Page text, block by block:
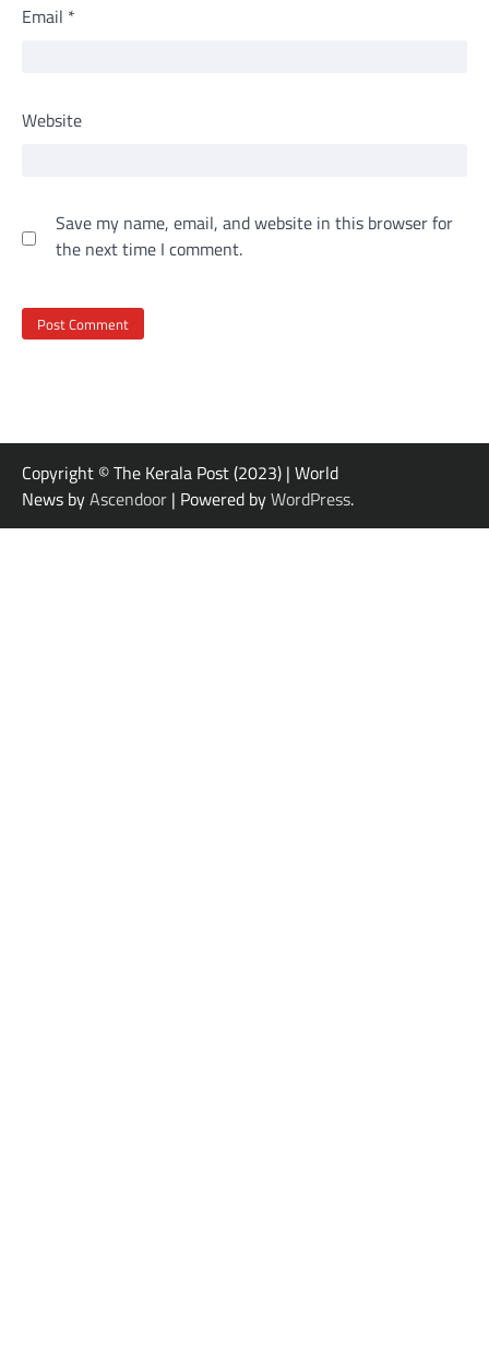
Email *
Website
Save my name, email, and website in this browser for
the next time I comment.
Copyright © The Kerala Post (2023) | World
News byAscendoor | Powered byWordPress.